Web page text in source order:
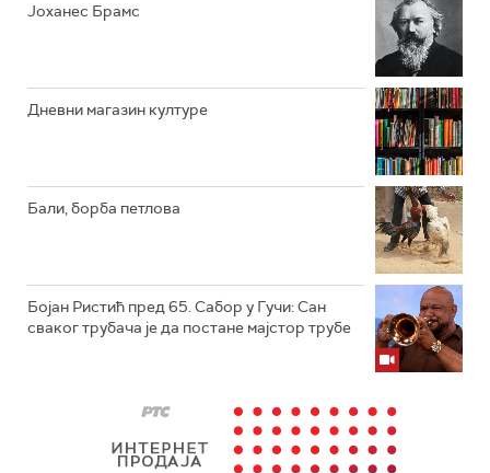
Јоханес Брамс
Дневни магазин културе
Бали, борба петлова
Бојан Ристић пред 65. Сабор у Гучи: Сан
сваког трубача је да постане мајстор трубе